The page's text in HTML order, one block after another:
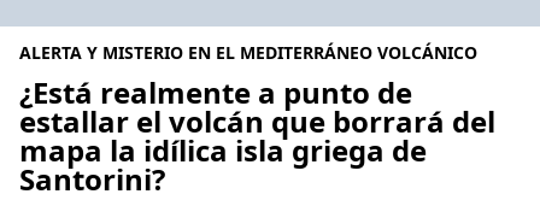
ALERTA Y MISTERIO EN EL MEDITERRÁNEO VOLCÁNICO
¿Está realmente a punto de
estallar el volcán que borrará del
mapa la idílica isla griega de
Santorini?